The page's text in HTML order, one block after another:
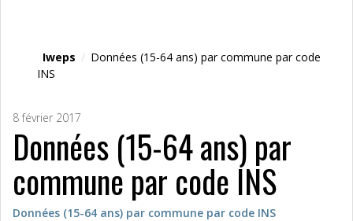
Iweps / Données (15-64 ans) par commune par code
INS
8 février 2017
Données (15-64 ans) par
commune par code INS
Données (15-64 ans) par commune par code INS